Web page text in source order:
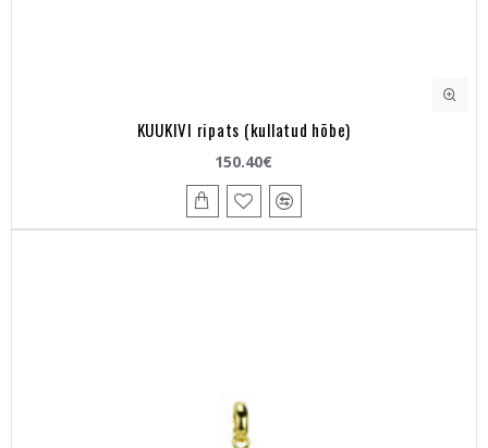
KUUKIVI ripats (kullatud hõbe)
150.40€